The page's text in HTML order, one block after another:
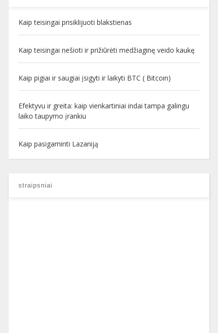
Kaip teisingai prisiklijuoti blakstienas
Kaip teisingai nešioti ir prižiūrėti medžiaginę veido kaukę
Kaip pigiai ir saugiai įsigyti ir laikyti BTC ( Bitcoin)
Efektyvu ir greita: kaip vienkartiniai indai tampa galingu
laiko taupymo įrankiu
Kaip pasigaminti Lazaniją
straipsniai